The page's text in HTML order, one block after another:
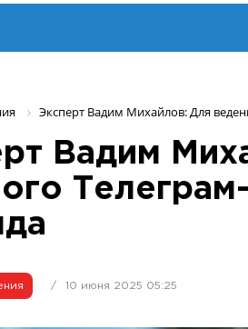
Эксперт Вадим Михайлов: Для
Вадим
/ 10 июня 2025 05:25